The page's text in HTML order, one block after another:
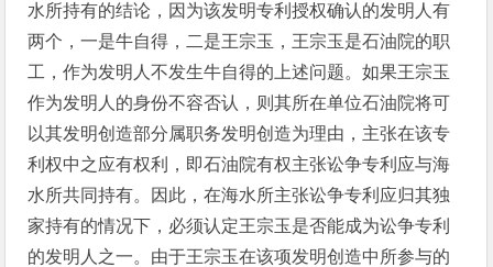
水所持有的结论，因为该发明专利授权确认的发明人有
两个，一是牛自得，二是王宗玉，王宗玉是石油院的职
工，作为发明人不发生牛自得的上述问题。如果王宗玉
作为发明人的身份不容否认，则其所在单位石油院将可
以其发明创造部分属职务发明创造为理由，主张在该专
利权中之应有权利，即石油院有权主张讼争专利应与海
水所共同持有。因此，在海水所主张讼争专利应归其独
家持有的情况下，必须认定王宗玉是否能成为讼争专利
的发明人之一。由于王宗玉在该项发明创造中所参与的